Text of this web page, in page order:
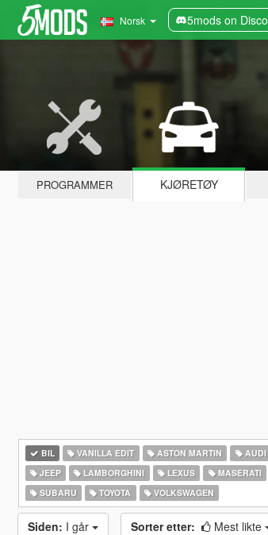
Norsk 5mods on
PROGRAMMER KJØRETØY
BIL VANILLA EDIT ASTON MARTIN AUDI
JEEP
LAMBORGHINI LEXUS MASERATI
SUBARU
TOYOTA VOLKSWAGEN
Siden: I går Sorter etter: Mest likte